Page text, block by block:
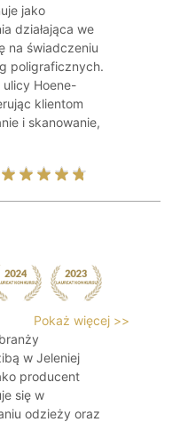
jako
działająca we
na świadczeniu
poligraficznych.
ulicy Hoene-
klientom
i skanowanie,
Pokaż więcej >>
w Jeleniej
producent
się w
odzieży oraz